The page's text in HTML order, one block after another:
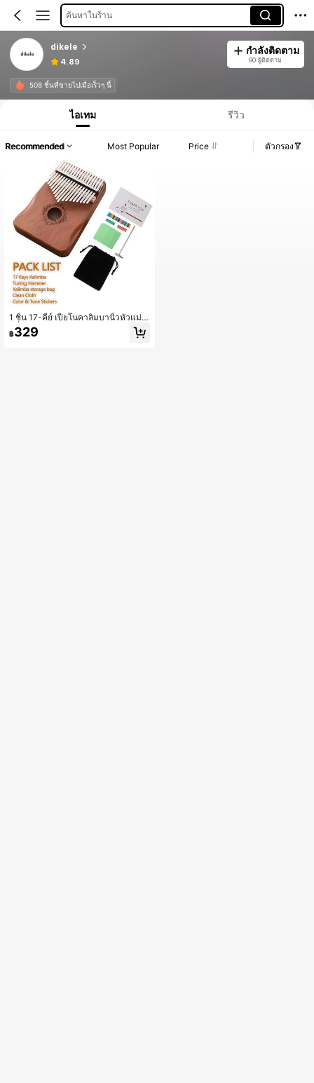
ค้นหาในร้าน
dikele
4.89
กำลังติดตาม
90 ผู้ติดตาม
508 ชิ้นที่ขายไปเมื่อเร็วๆ นี้
ไอเทม รีวิว
Recommended Most Popular Price ตัวกรอง
1 ชิ้น 17-คีย์ เปียโนคาลิมบานิ้วหัวแม่มื
อที่ออกแบบตามหลักสรีรศาสตร์ ทำจาก
ไม้โรสวูดและเหล็ก เรียนรู้และเล่นง่าย
฿329